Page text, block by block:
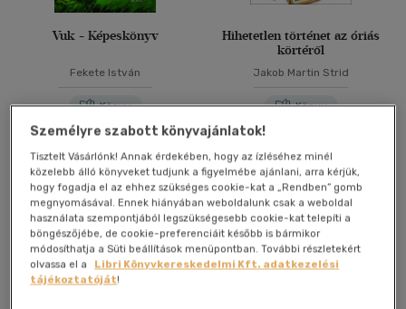
Vuk - Képeskönyv
Fekete István
Könyv
Árinformációk
Borító ár: 3 999 Ft
Kosárba
Hihetetlen történet az óriás
körtéről
Jakob Martin Strid
Könyv
Árinformációk
Borító ár:6 999 Ft
Kosárba
Személyre szabott könyvajánlatok!
Tisztelt Vásárlónk! Annak érdekében, hogy az ízléséhez minél
közelebb álló könyveket tudjunk a figyelmébe ajánlani, arra kérjük,
hogy fogadja el az ehhez szükséges cookie-kat a „Rendben” gomb
megnyomásával. Ennek hiányában weboldalunk csak a weboldal
használata szempontjából legszükségesebb cookie-kat telepíti a
böngészőjébe, de cookie-preferenciáit később is bármikor
módosíthatja a Süti beállítások menüpontban. További részletekért
olvassa el a
Libri Könyvkereskedelmi Kft. adatkezelési
tájékoztatóját!